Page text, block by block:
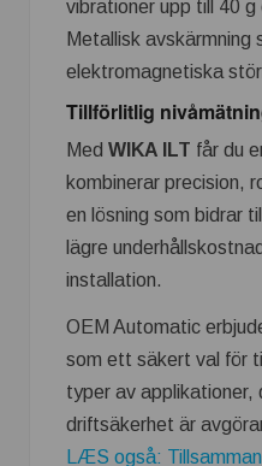
vibrationer upp till 40
Metallisk
elektromagnetiska
Tillförlitlig
Med WIKA ILT får du
kombinerar precision,
en lösning som bidrar
lägre
installation.
OEM Automatic
som ett säkert val för
typer av applikationer,
driftsäkerhet är
LÆS også: